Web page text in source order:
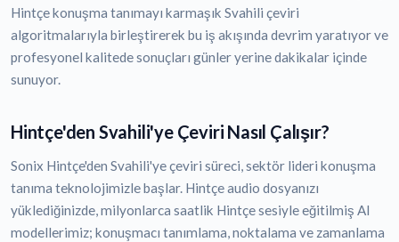
Hintçe konuşma tanımayı karmaşık Svahili çeviri
algoritmalarıyla birleştirerek bu iş akışında devrim yaratıyor ve
profesyonel kalitede sonuçları günler yerine dakikalar içinde
sunuyor.
Hintçe'den Svahili'ye Çeviri Nasıl Çalışır?
Sonix Hintçe'den Svahili'ye çeviri süreci, sektör lideri konuşma
tanıma teknolojimizle başlar. Hintçe audio dosyanızı
yüklediğinizde, milyonlarca saatlik Hintçe sesiyle eğitilmiş AI
modellerimiz; konuşmacı tanımlama, noktalama ve zamanlama